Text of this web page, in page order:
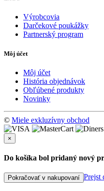
Výrobcovia
Darčekové poukážky
Partnerský program
Môj účet
Môj účet
História objednávok
Obľúbené produkty
Novinky
© Miele exkluzívny obchod
×
Do košíka bol pridaný nový
Pokračovať v nakupovaní Prejst